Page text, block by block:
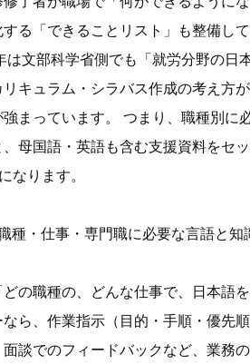
る「できることリスト」も整備し
は文部科学省側でも「就労分野の日
キュラム・シラバス作成の考え方
まっています。 つまり、職種別に
母国語・英語も含む支援資料をセ
なります。
種・仕事・専門職に必要な言語と知
の職種の、どんな仕事で、日本語
ら、作業指示（目的・手順・優先
談でのフィードバックなど、業務